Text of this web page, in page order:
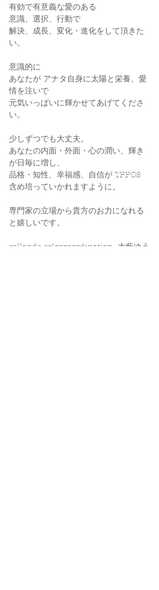
有効で有意義な愛のある
意識、選択、行動で
解決、成長、変化・進化をして頂きた
い。
意識的に
あなたが アナタ自身に太陽と栄養、愛
情を注いで
元気いっぱいに輝かせてあげてくださ
い。
少しずつでも大丈夫。
あなたの内面・外面・心の潤い、輝き
が日毎に増し、
品格・知性、幸福感、自信が TPPOS
含め培っていかれますように。
専門家の立場から貴方のお力になれる
と嬉しいです。
callands colorcoordination  大藪ゆう